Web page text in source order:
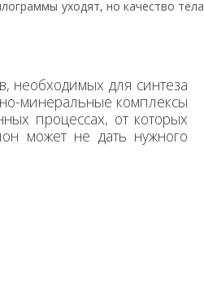
уходят, но качество тела
необходимых для синтеза
минеральные комплексы
процессах, от которых
может не дать нужного